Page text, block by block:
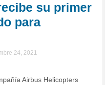
su primer
para
24, 2021
Airbus Helicopters